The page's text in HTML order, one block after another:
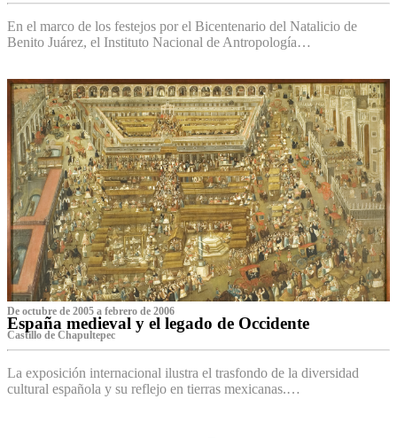
En el marco de los festejos por el Bicentenario del Natalicio de
Benito Juárez, el Instituto Nacional de Antropología…
De octubre de 2005 a febrero de 2006
España medieval y el legado de Occidente
Castillo de Chapultepec
La exposición internacional ilustra el trasfondo de la diversidad
cultural española y su reflejo en tierras mexicanas.…